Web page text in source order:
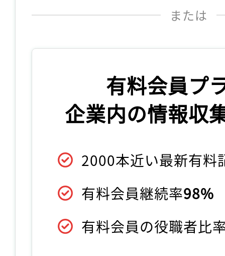
または
有料会員プ
企業内の情報収
2000本近い最新有料
有料会員継続率98%
有料会員の役職者比